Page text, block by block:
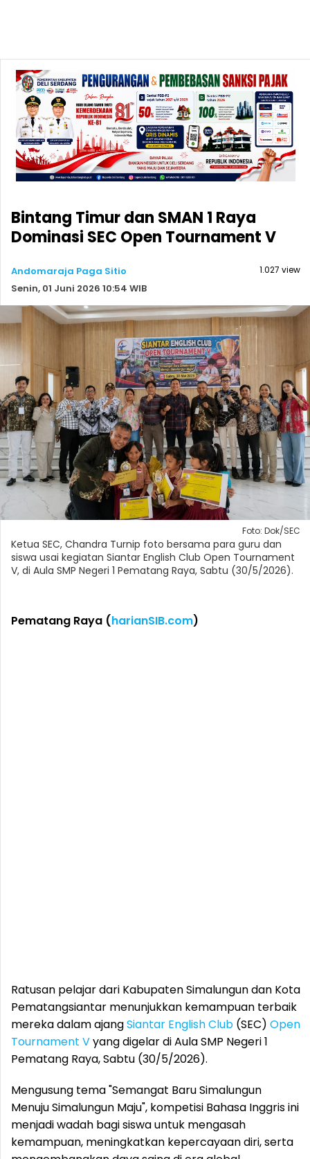
Bintang Timur dan SMAN 1 Raya
Dominasi SEC Open Tournament V
Andomaraja Paga Sitio
Senin, 01 Juni 2026 10:54 WIB
1.027 view
Foto: Dok/SEC
Ketua SEC, Chandra Turnip foto bersama para guru dan
siswa usai kegiatan Siantar English Club Open Tournament
V, di Aula SMP Negeri 1 Pematang Raya, Sabtu (30/5/2026).
Pematang Raya (harianSIB.com)
Ratusan pelajar dari Kabupaten Simalungun dan Kota
Pematangsiantar menunjukkan kemampuan terbaik
mereka dalam ajangSiantar English Club (SEC) Open
Tournament Vyang digelar di Aula SMP Negeri 1
Pematang Raya, Sabtu (30/5/2026).
Mengusung tema "Semangat Baru Simalungun
Menuju Simalungun Maju", kompetisi Bahasa Inggris ini
menjadi wadah bagi siswa untuk mengasah
kemampuan, meningkatkan kepercayaan diri, serta